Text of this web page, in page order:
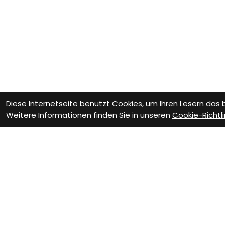
Diese Internetseite benutzt Cookies, um Ihren Lesern
Weitere Informationen finden Sie in unseren Cookie-